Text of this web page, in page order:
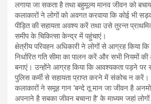
लगाया जा सकता है तथा बहुमूल्य मानव जीवन को
कलाकारों ने लोगों को अवगत करवाया कि कोई भी
पीड़ित की सहायता अवश्य करें तथा उसे तुरन्त
समीप के चिकित्सा केन्द्र में पहुंचाएं।
क्षेत्रीय परिवहन अधिकारी ने लोगों से आग्रह किया
निर्धारित गति सीमा का पालन करें और सभी नियमों
बनाएं। उन्होंने आग्रह किया कि आवश्यकता पड़ने पर
पुलिस कर्मी से सहायता प्राप्त करने में संकोच न करें।
कलाकारों ने समूह गान ‘बन्दे तू मान जा जीवन है
अपनाने है सबका जीवन बचाना है’ के माध्यम जहां